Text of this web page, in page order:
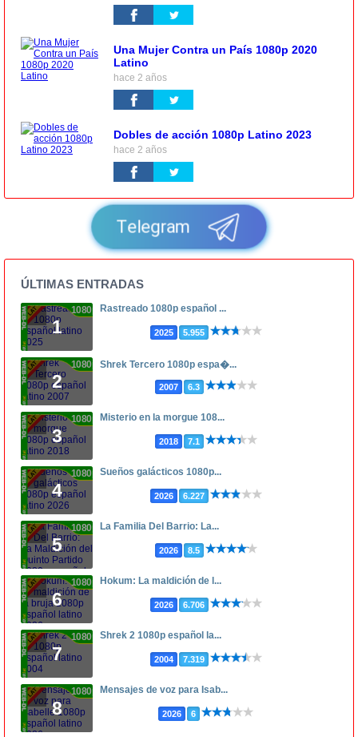
Una Mujer Contra un País 1080p 2020
Latino
hace 2 años
Dobles de acción 1080p Latino 2023
hace 2 años
Telegram
ÚLTIMAS ENTRADAS
1
1080p Rastreado 1080p español ...
2025 5.955
2
1080p Shrek Tercero 1080p espa�...
2007 6.3
3
1080p Misterio en la morgue 108...
2018 7.1
4
1080p Sueños galácticos 1080p...
2026 6.227
5
1080p La Familia Del Barrio: La...
2026 8.5
6
1080p Hokum: La maldición de l...
2026 6.706
7
1080p Shrek 2 1080p español la...
2004 7.319
8
1080p Mensajes de voz para Isab...
2026 6